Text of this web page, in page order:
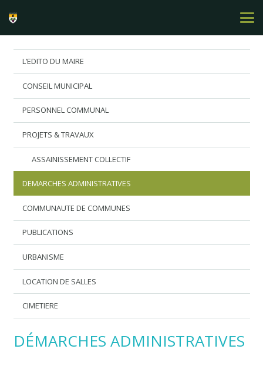
L’EDITO DU MAIRE
CONSEIL MUNICIPAL
PERSONNEL COMMUNAL
PROJETS & TRAVAUX
ASSAINISSEMENT COLLECTIF
DEMARCHES ADMINISTRATIVES
COMMUNAUTE DE COMMUNES
PUBLICATIONS
URBANISME
LOCATION DE SALLES
CIMETIERE
DÉMARCHES ADMINISTRATIVES